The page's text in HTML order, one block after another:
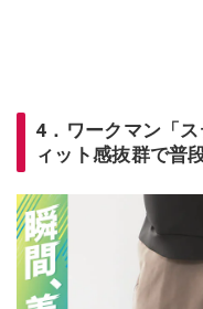
4．ワークマン「
ィット感抜群で普